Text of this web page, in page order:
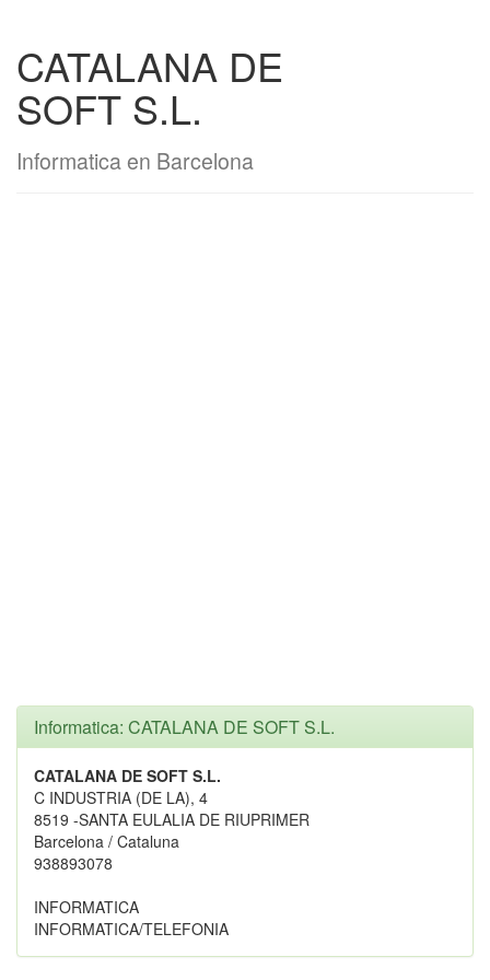
CATALANA DE
SOFT S.L.
Informatica en Barcelona
Informatica: CATALANA DE SOFT S.L.
CATALANA DE SOFT S.L.
C INDUSTRIA (DE LA), 4
8519 -SANTA EULALIA DE RIUPRIMER
Barcelona / Cataluna
938893078
INFORMATICA
INFORMATICA/TELEFONIA